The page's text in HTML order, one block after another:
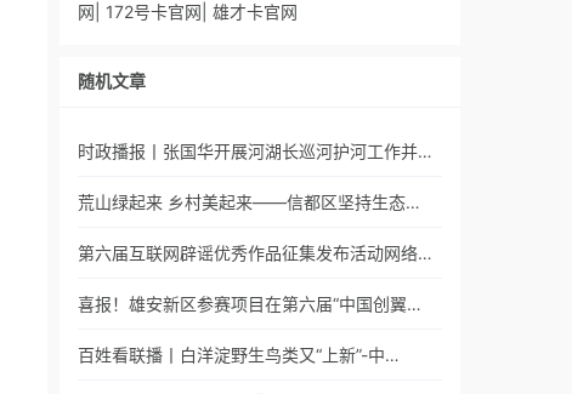
网
172号卡官网 雄才卡官网
随机文章
时政播报丨张国华开展河湖长巡河护河工作并…
荒山绿起来 乡村美起来——信都区坚持生态…
第六届互联网辟谣优秀作品征集发布活动网络…
喜报！雄安新区参赛项目在第六届“中国创翼…
百姓看联播丨白洋淀野生鸟类又“上新”-中…